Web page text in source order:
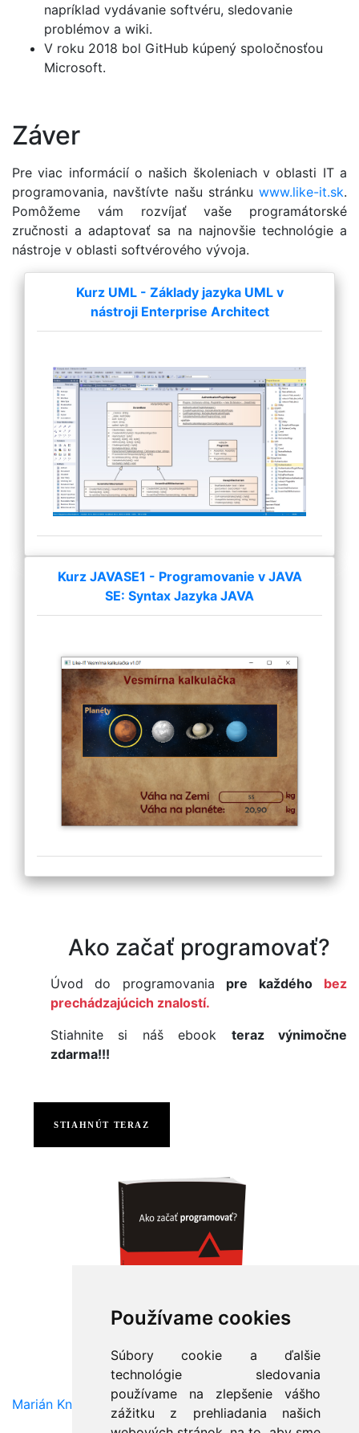
Používame cookies
Súbory cookie a ďalšie
technológie sledovania
používame na zlepšenie vášho
zážitku z prehliadania našich
napríklad vydávanie softvéru, sledovanie
problémov a wiki.
V roku 2018 bol GitHub kúpený spoločnosťou
Microsoft.
Záver
Pre viac informácií o našich školeniach v oblasti IT a
programovania, navštívte našu stránku www.like-it.sk.
Pomôžeme vám rozvíjať vaše programátorské
zručnosti a adaptovať sa na najnovšie technológie a
nástroje v oblasti softvérového vývoja.
Kurz UML - Základy jazyka UML v
nástroji Enterprise Architect
Kurz JAVASE1 - Programovanie v JAVA
SE: Syntax Jazyka JAVA
Ako začať programovať?
Úvod do programovania pre každého
bez
prechádzajúcich znalostí.
Stiahnite si náš ebook teraz výnimočne
zdarma!!!
STIAHNÚT TERAZ
Marián Knězek